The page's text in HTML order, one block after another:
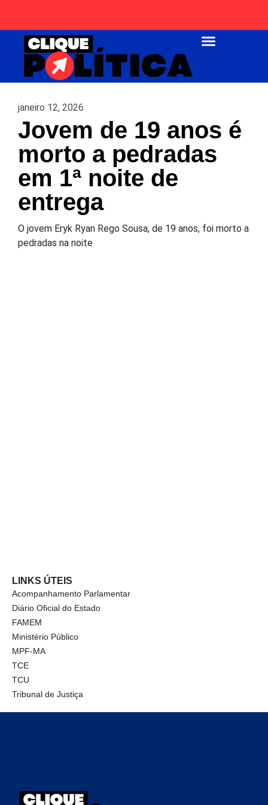
janeiro 12, 2026
Jovem de 19 anos é
morto a pedradas
em 1ª noite de
entrega
O jovem Eryk Ryan Rego Sousa, de 19 anos, foi morto a
pedradas na noite
LINKS ÚTEIS
Acompanhamento Parlamentar
Diário Oficial do Estado
FAMEM
Ministério Público
MPF-MA
TCE
TCU
Tribunal de Justiça